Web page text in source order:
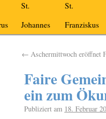
St.
Johannes
St.
Franziskus
← Aschermittwoch eröffnet
Faire
ein zum
Publiziert am 18. Februar